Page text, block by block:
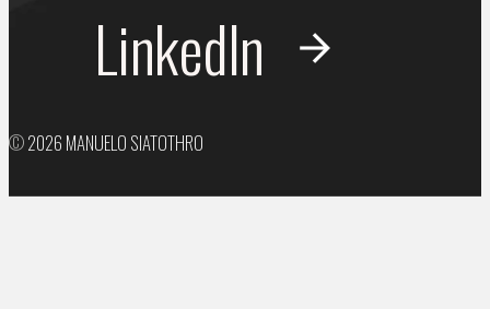
LinkedIn
©2026 MANUELO SIATOTHRO